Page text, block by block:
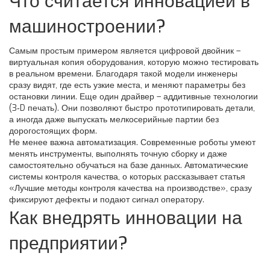
машиностроении?
Самым простым примером является цифровой двойник –
виртуальная копия оборудования, которую можно тестировать
в реальном времени. Благодаря такой модели инженеры
сразу видят, где есть узкие места, и меняют параметры без
остановки линии. Еще один драйвер – аддитивные технологии
(3‑D печать). Они позволяют быстро прототипировать детали,
а иногда даже выпускать мелкосерийные партии без
дорогостоящих форм.
Не менее важна автоматизация. Современные роботы умеют
менять инструменты, выполнять точную сборку и даже
самостоятельно обучаться на базе данных. Автоматические
системы контроля качества, о которых рассказывает статья
«Лучшие методы контроля качества на производстве», сразу
фиксируют дефекты и подают сигнал оператору.
Как внедрять инновации на
предприятии?